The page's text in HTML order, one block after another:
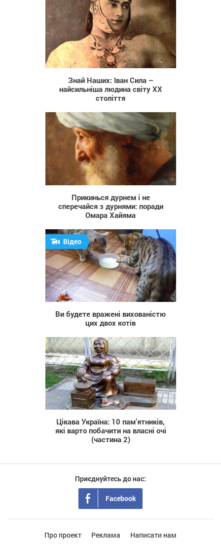
1 791
Знай Наших: Іван Сила –
найсильніша людина світу XX
століття
4 739
Прикинься дурнем і не
сперечайся з дурнями: поради
Омара Хайяма
1 057
Відео
Ви будете вражені вихованістю
цих двох котів
1 179
Цікава Україна: 10 пам’ятників,
які варто побачити на власні очі
(частина 2)
Приєднуйтесь до нас:
Facebook
Про проект Реклама Написати нам